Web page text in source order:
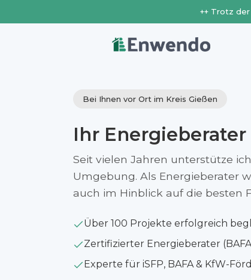
++ Trotz
Bei Ihnen vor Ort im Kreis Gießen
Ihr Energieberater
Seit vielen Jahren unterstütze
Umgebung. Als Energieberater
auch im Hinblick auf die besten
Über 100 Projekte erfolgreich
Zertifizierter Energieberater
Experte für iSFP, BAFA & KfW-